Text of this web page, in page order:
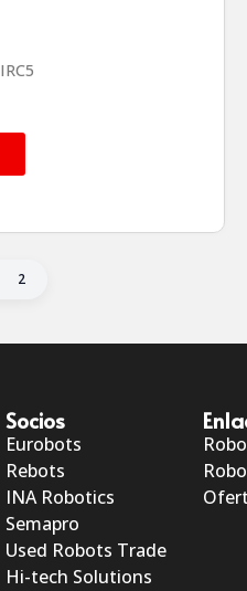
IRC5
2
Socios
Eurobots
Rebots
INA Robotics
Semapro
Used Robots Trade
Hi-tech Solutions